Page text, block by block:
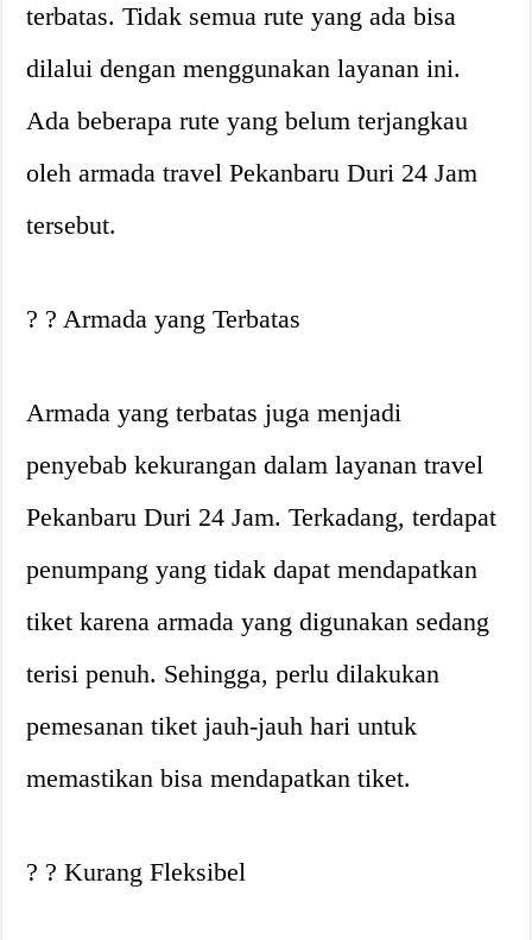
terbatas. Tidak semua rute yang ada bisa
dilalui dengan menggunakan layanan ini.
Ada beberapa rute yang belum terjangkau
oleh armada travel Pekanbaru Duri 24 Jam
tersebut.
? ? Armada yang Terbatas
Armada yang terbatas juga menjadi
penyebab kekurangan dalam layanan travel
Pekanbaru Duri 24 Jam. Terkadang, terdapat
penumpang yang tidak dapat mendapatkan
tiket karena armada yang digunakan sedang
terisi penuh. Sehingga, perlu dilakukan
pemesanan tiket jauh-jauh hari untuk
memastikan bisa mendapatkan tiket.
? ? Kurang Fleksibel